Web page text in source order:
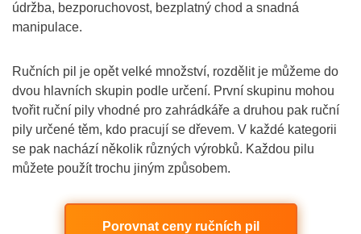
údržba, bezporuchovost, bezplatný chod a snadná
manipulace.
Ručních pil je opět velké množství, rozdělit je můžeme do
dvou hlavních skupin podle určení. První skupinu mohou
tvořit ruční pily vhodné pro zahrádkáře a druhou pak ruční
pily určené těm, kdo pracují se dřevem. V každé kategorii
se pak nachází několik různých výrobků. Každou pilu
můžete použít trochu jiným způsobem.
Porovnat ceny ručních pil